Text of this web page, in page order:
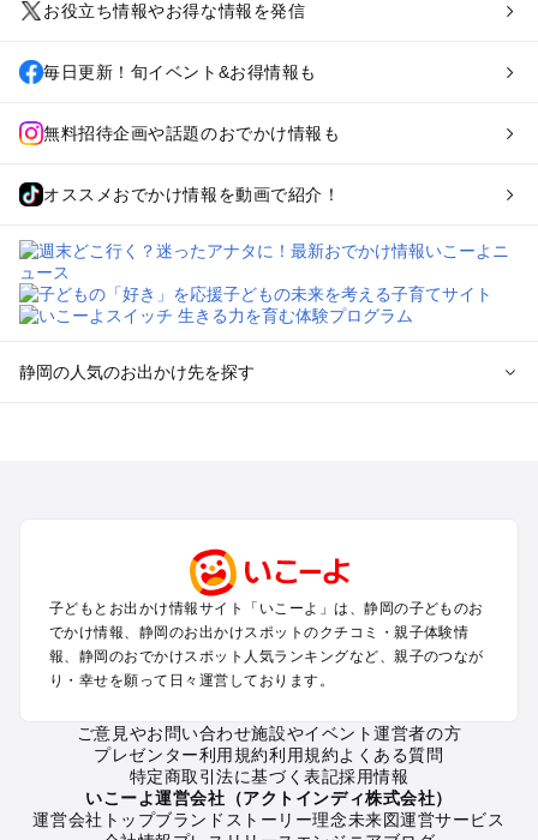
お役立ち情報やお得な情報を発信
毎日更新！旬イベント&お得情報も
無料招待企画や話題のおでかけ情報も
オススメおでかけ情報を動画で紹介！
静岡の人気のお出かけ先を探す
小田原・熱海・湯河原・真鶴のプールお出かけ
中伊豆・西伊豆・南伊豆のプールお出かけ
静岡・清水のプールお出かけ
三島・沼津のプールお出かけ
掛川・磐田・袋井のプールお出かけ
大井川・寸又峡・川根のプールお出かけ
静岡の定番お出かけスポット
静岡の遊園地
子どもとお出かけ情報サイト「いこーよ」は、静岡の子どものお
でかけ情報、静岡のお出かけスポットのクチコミ・親子体験情
報、静岡のおでかけスポット人気ランキングなど、親子のつなが
り・幸せを願って日々運営しております。
ご意見やお問い合わせ施設やイベント運営者の方
プレゼンター利用規約利用規約よくある質問
特定商取引法に基づく表記採用情報
いこーよ運営会社（アクトインディ株式会社）
運営会社トップブランドストーリー理念未来図運営サービス